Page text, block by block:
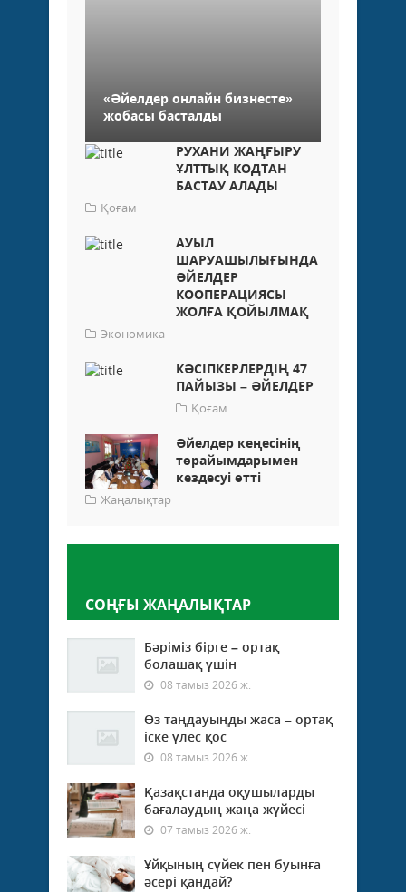
«Әйелдер онлайн бизнесте»
жобасы басталды
РУХАНИ ЖАҢҒЫРУ
ҰЛТТЫҚ КОДТАН
БАСТАУ АЛАДЫ
Қоғам
АУЫЛ
ШАРУАШЫЛЫҒЫНДА
ӘЙЕЛДЕР
КООПЕРАЦИЯСЫ
ЖОЛҒА ҚОЙЫЛМАҚ
Экономика
КӘСІПКЕРЛЕРДІҢ 47
ПАЙЫЗЫ – ӘЙЕЛДЕР
Қоғам
Әйелдер кеңесінің
төрайымдарымен
кездесуі өтті
Жаңалықтар
СОҢҒЫ ЖАҢАЛЫҚТАР
Бәріміз бірге – ортақ
болашақ үшін
08 тамыз 2026 ж.
Өз таңдауыңды жаса – ортақ
іске үлес қос
08 тамыз 2026 ж.
Қазақстанда оқушыларды
бағалаудың жаңа жүйесі
07 тамыз 2026 ж.
Ұйқының сүйек пен буынға
әсері қандай?